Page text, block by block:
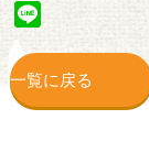
Line
一覧に戻る